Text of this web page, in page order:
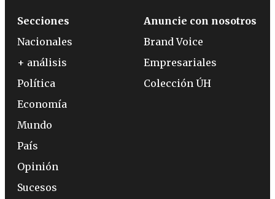
Secciones
Nacionales
+ análisis
Política
Economía
Mundo
País
Opinión
Sucesos
Anuncie con nosotros
Brand Voice
Empresariales
Colección ÚH